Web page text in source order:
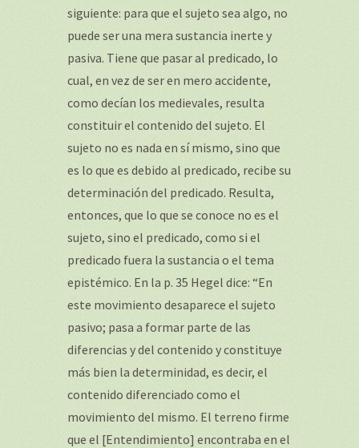
siguiente: para que el sujeto sea algo, no
puede ser una mera sustancia inerte y
pasiva. Tiene que pasar al predicado, lo
cual, en vez de ser en mero accidente,
como decían los medievales, resulta
constituir el contenido del sujeto. El
sujeto no es nada en sí mismo, sino que
es lo que es debido al predicado, recibe su
determinación del predicado. Resulta,
entonces, que lo que se conoce no es el
sujeto, sino el predicado, como si el
predicado fuera la sustancia o el tema
epistémico. En la p. 35 Hegel dice: “En
este movimiento desaparece el sujeto
pasivo; pasa a formar parte de las
diferencias y del contenido y constituye
más bien la determinidad, es decir, el
contenido diferenciado como el
movimiento del mismo. El terreno firme
que el [Entendimiento] encontraba en el